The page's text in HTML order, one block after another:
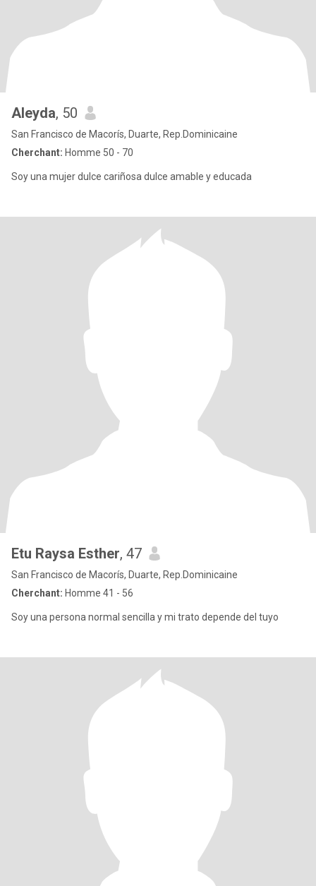
Aleyda, 50
San Francisco de Macorís, Duarte, Rep.Dominicaine
Cherchant: Homme 50 - 70
Soy una mujer dulce cariñosa dulce amable y educada
Etu Raysa Esther, 47
San Francisco de Macorís, Duarte, Rep.Dominicaine
Cherchant: Homme 41 - 56
Soy una persona normal sencilla y mi trato depende del tuyo